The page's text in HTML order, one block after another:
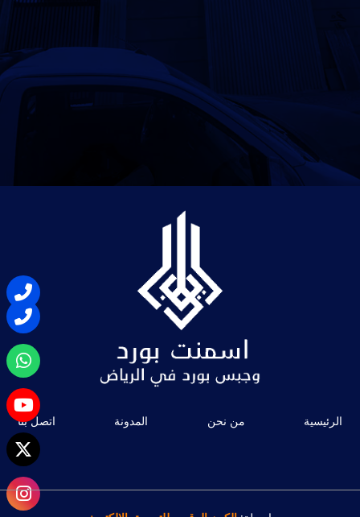
الرئيسية من نحن المدونة اتصل بنا